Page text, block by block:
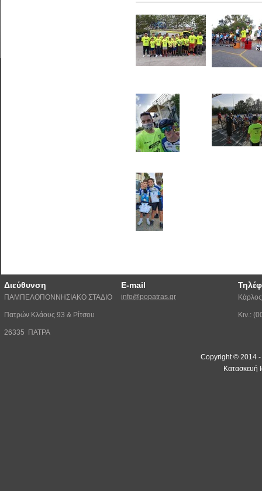
Διεύθυνση E-mail
ΠΑΜΠΕΛΟΠΟΝΝΗΣΙΑΚΟ ΣΤΑΔΙΟ
Πατρών Κλάους 93 & Ρίτσου
26335 ΠΑΤΡΑ
info@popatras.gr
Κιν.:
Copyright © 2014 -
Κατασκευή